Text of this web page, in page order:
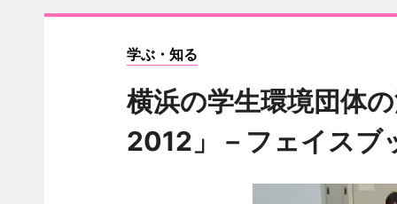
学ぶ・知る
横浜の学生環境団体
2012」－フェイスブ